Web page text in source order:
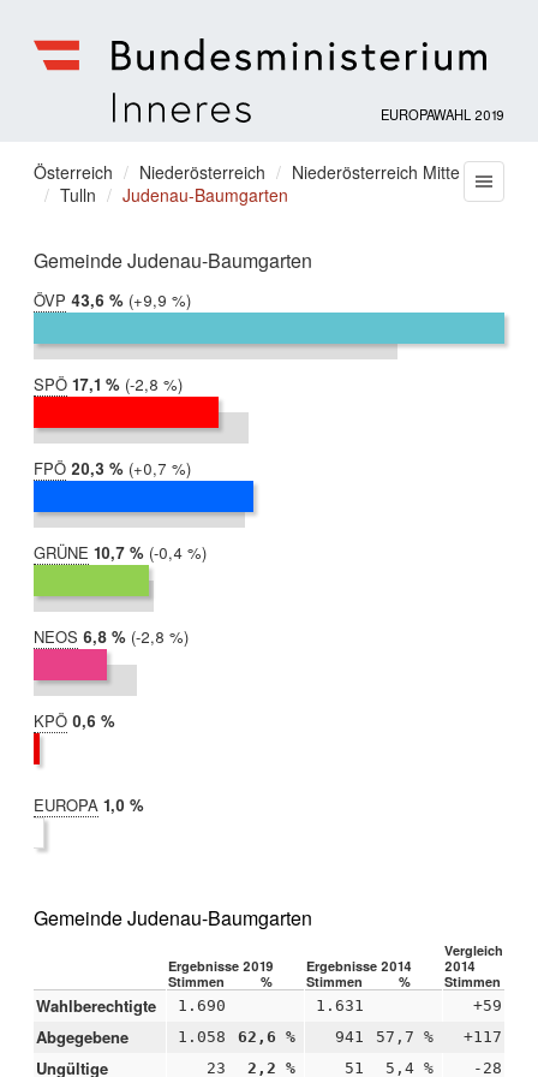
für
Inneres
EUROPAWAHL 2019
Sie
befinden
hier:
Österreich Niederösterreich
Niederösterreich Mitte
Tulln
Judenau-Baumgarten
Gemeinde Judenau-Baumgarten
ÖVP 2019:
43,6 %
2014:
33,7 %
Differenz:
+9,9 %
SPÖ 2019:
17,1 %
2014:
19,9 %
Differenz:
-2,8 %
FPÖ 2019:
20,3 %
2014:
19,6 %
Differenz:
+0,7 %
GRÜNE 2019:
10,7 %
2014:
11,1 %
Differenz:
-0,4 %
NEOS 2019:
6,8 %
2014:
9,6 %
Differenz:
-2,8 %
KPÖ 2019:
0,6 %
EUROPA 2019:
1,0 %
Gemeinde Judenau-Baumgarten
Ergebnisse 2019 Ergebnisse 2014
Vergleich
2014
Stimmen
% Stimmen % Stimmen
Wahlberechtigte 1.690 1.631 +59
Abgegebene 1.058 62,6 % 941 57,7 % +117
Ungültige 23 2,2 % 51 5,4 % -28